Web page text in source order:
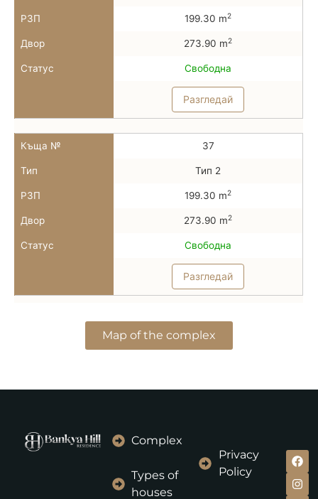
РЗП 199.30 m2
Двор 273.90 m2
Статус Свободна
Разгледай
Къща № 37
Тип Тип 2
РЗП 199.30 m2
Двор 273.90 m2
Статус Свободна
Разгледай
Map of the complex
Complex
Types of
houses
Privacy
Policy